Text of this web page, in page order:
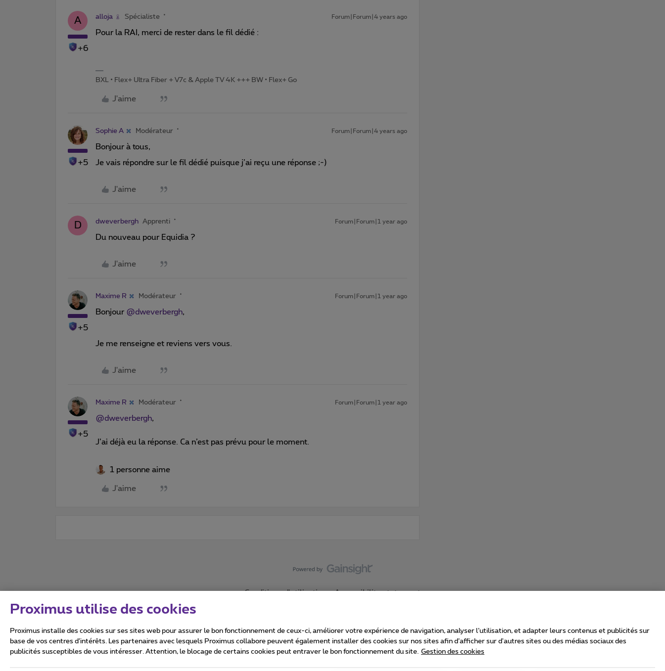
A
+6
alloja Spécialiste Forum|Forum|4 years ago
Pour la RAI, merci de rester dans le fil dédié :
BXL • Flex+ Ultra Fiber + V7c & Apple TV 4K +++ BW • Flex+ Go
J'aime
+5
Sophie A Modérateur Forum|Forum|4 years ago
Bonjour à tous,
Je vais répondre sur le fil dédié puisque j’ai reçu une réponse ;-)
J'aime
D dweverbergh Apprenti Forum|Forum|1 year ago
Du nouveau pour Equidia ?
J'aime
+5
Maxime R Modérateur Forum|Forum|1 year ago
Bonjour ​ @dweverbergh,
Je me renseigne et reviens vers vous.
J'aime
+5
Maxime R Modérateur Forum|Forum|1 year ago
@dweverbergh,
J’ai déjà eu la réponse. Ca n’est pas prévu pour le moment.
1 personne aime
J'aime
Conditions d'utilisation Accessibility statement
Tous droits réservés. ©2026Proximus
Proximus utilise des cookies
Proximus installe des cookies sur ses sites web pour assurer le bon fonctionnement de ceux-ci, améliorer votre expérience de navigation, analyser l’utilisation, et adapter leurs contenus et publicités sur
base de vos centres d’intérêts. Les partenaires avec lesquels Proximus collabore peuvent également installer des cookies sur nos sites afin d’afficher sur d'autres sites ou des médias sociaux des
publicités susceptibles de vous intéresser. Attention, le blocage de certains cookies peut entraver le bon fonctionnement du site. Gestion des cookies